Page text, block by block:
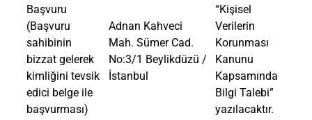
Başvuru
(Başvuru
sahibinin
bizzat gelerek
kimliğini tevsik
edici belge ile
başvurması)
Adnan Kahveci
Mah. Sümer Cad.
No:3/1 Beylikdüzü /
İstanbul
“Kişisel
Verilerin
Korunması
Kanunu
Kapsamında
Bilgi Talebi”
yazılacaktır.